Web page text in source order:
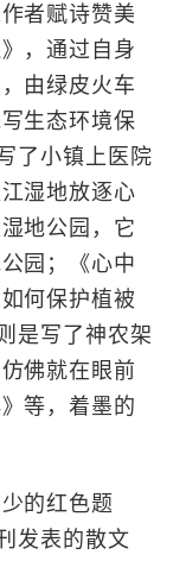
者赋诗赞美
，通过自身
由绿皮火车
生态环境保
了小镇上医院
湿地放逐心
地公园，它
园；《心中
何保护植被
是写了神农架
佛就在眼前
等，着墨的
的红色题
发表的散文